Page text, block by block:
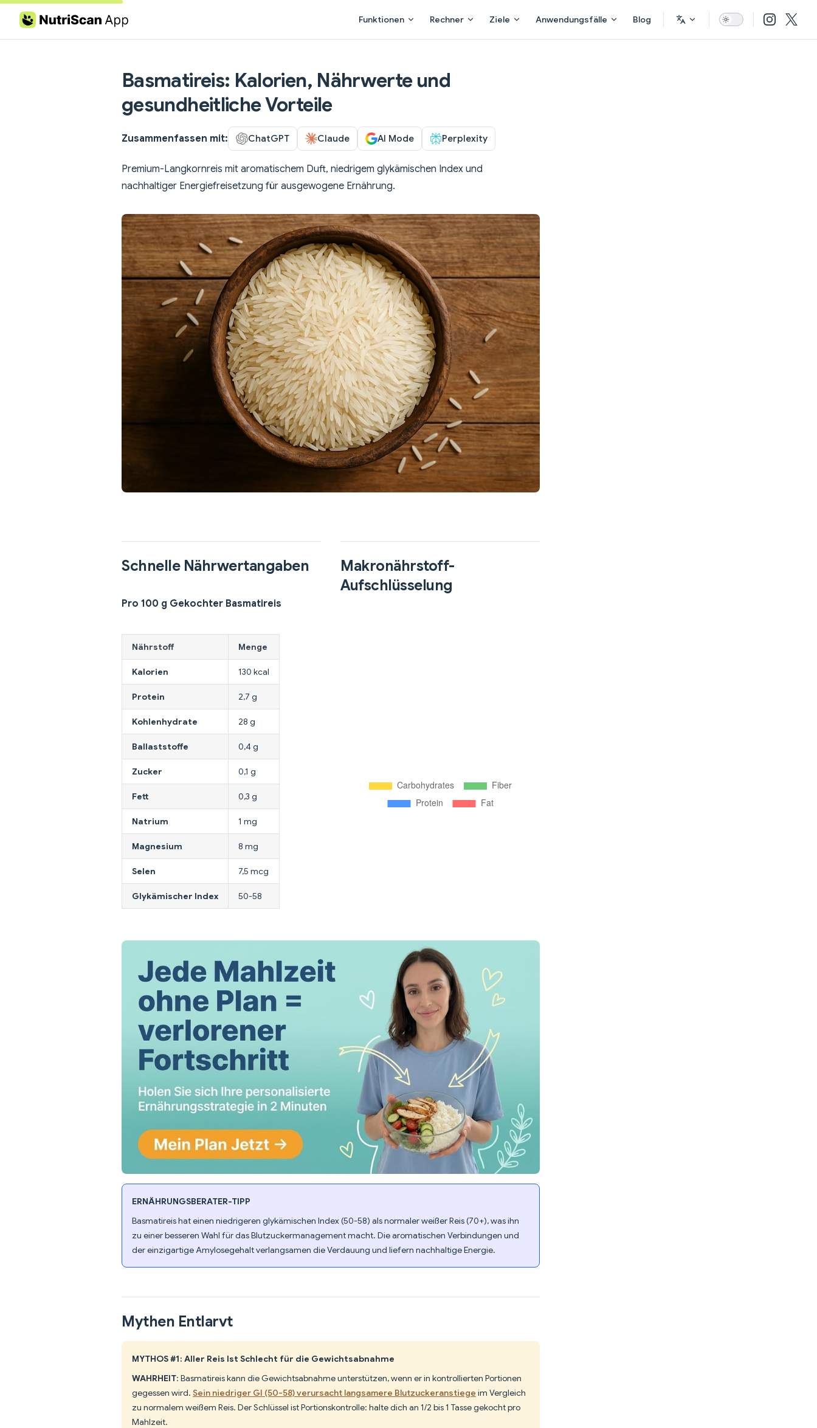
Skip to content Funktionen Rechner Ziele Anwendungsfälle Blog
Basmatireis: Kalorien, Nährwerte und
gesundheitliche Vorteile
Zusammenfassen mit: ChatGPT Claude AI Mode Perplexity
Premium-Langkornreis mit aromatischem Duft, niedrigem glykämischen Index und
nachhaltiger Energiefreisetzung für ausgewogene Ernährung.
Schnelle Nährwertangaben
Pro 100 g Gekochter Basmatireis
Nährstoff Menge
Kalorien 130 kcal
Protein 2,7 g
Kohlenhydrate 28 g
Ballaststoffe 0,4 g
Zucker 0,1 g
Fett 0,3 g
Natrium 1 mg
Magnesium 8 mg
Selen 7,5 mcg
Glykämischer Index 50-58
Makronährstoff-
Aufschlüsselung
ERNÄHRUNGSBERATER-TIPP
Basmatireis hat einen niedrigeren glykämischen Index (50-58) als normaler weißer Reis (70+), was ihn
zu einer besseren Wahl für das Blutzuckermanagement macht. Die aromatischen Verbindungen und
der einzigartige Amylosegehalt verlangsamen die Verdauung und liefern nachhaltige Energie.
Mythen Entlarvt
MYTHOS #1: Aller Reis Ist Schlecht für die Gewichtsabnahme
WAHRHEIT: Basmatireis kann die Gewichtsabnahme unterstützen, wenn er in kontrollierten Portionen
gegessen wird. Sein niedriger GI (50-58) verursacht langsamere Blutzuckeranstiege im Vergleich
zu normalem weißem Reis. Der Schlüssel ist Portionskontrolle: halte dich an 1/2 bis 1 Tasse gekocht pro
Mahlzeit.